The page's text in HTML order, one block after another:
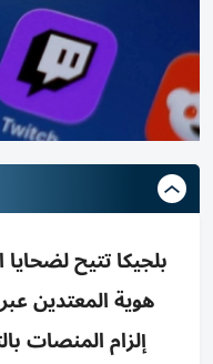
بلجيكا تتيح
هوية المعتدين
إلزام المنصات